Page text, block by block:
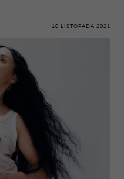
10 LISTOPADA 2021